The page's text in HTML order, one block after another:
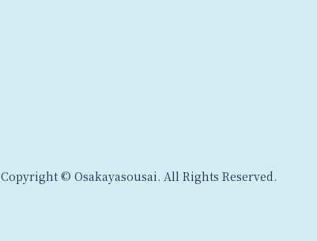
Copyright © Osakayasousai. All Rights Reserved.